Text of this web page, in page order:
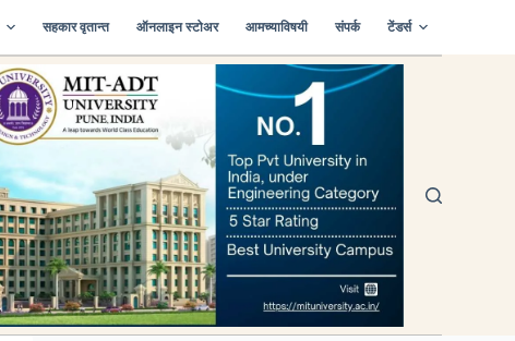
सहकार वृतान्त ऑनलाइन स्टोअर आमच्याविषयी संपर्क टेंडर्स